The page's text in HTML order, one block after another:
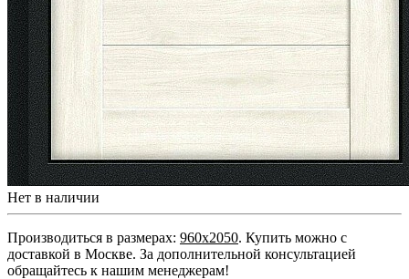
Нет в наличии
Производиться в размерах: 960x2050. Купить можно с
доставкой в Москве. За дополнительной консультацией
обращайтесь к нашим менеджерам!